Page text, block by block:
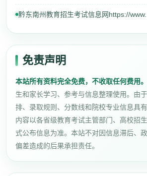
黔东南州教育招生考试信息网https://www.
免责声明
本站所有资料完全免费，不收取任何费用。
生和家长学习、参考与信息整理使用。由
排、录取规则、分数线和院校专业信息具
内容以各省级教育考试主管部门、高校招
式公布信息为准。本站不对因信息滞后、
偏差造成的后果承担责任。